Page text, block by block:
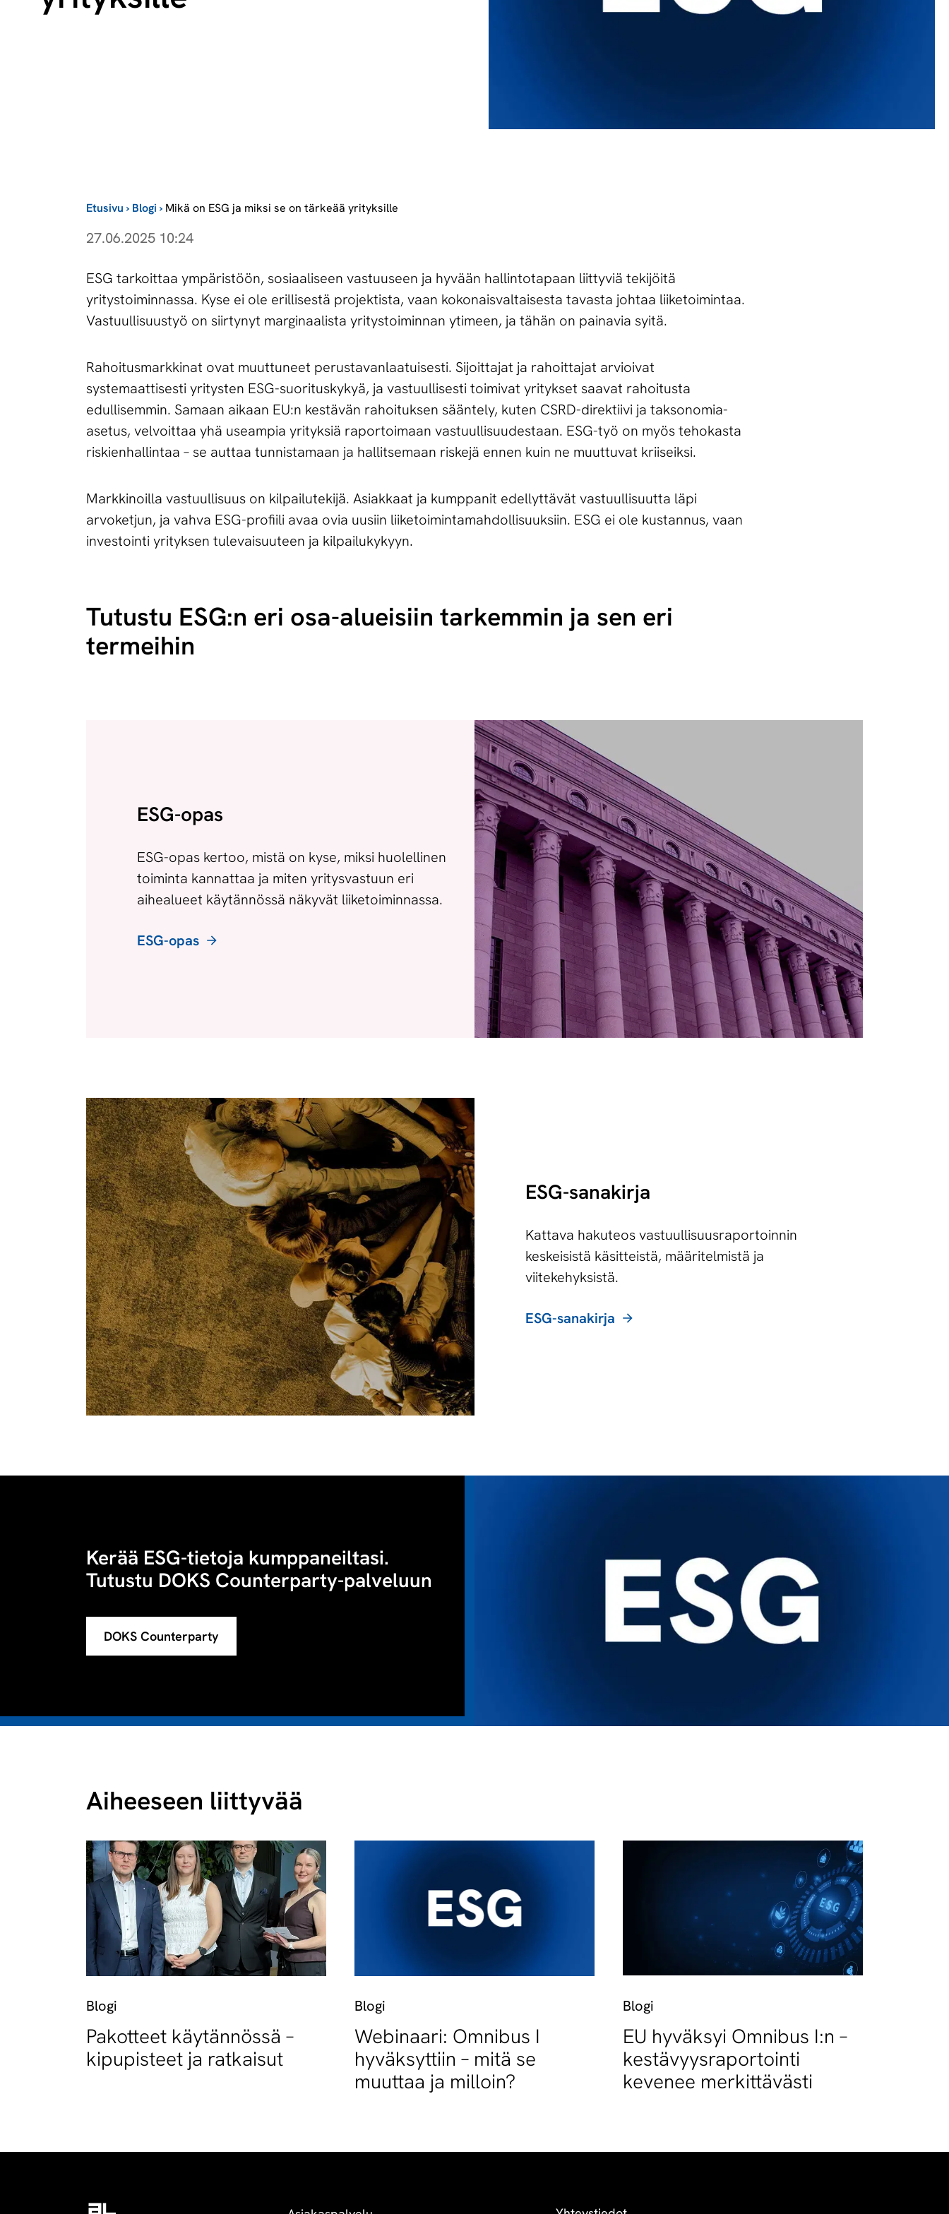
Etusivu › Blogi › Mikä on ESG ja miksi se on tärkeää yrityksille
27.06.2025 10:24
ESG tarkoittaa ympäristöön, sosiaaliseen vastuuseen ja hyvään hallintotapaan liittyviä tekijöitä
yritystoiminnassa. Kyse ei ole erillisestä projektista, vaan kokonaisvaltaisesta tavasta johtaa liiketoimintaa.
Vastuullisuustyö on siirtynyt marginaalista yritystoiminnan ytimeen, ja tähän on painavia syitä.
Rahoitusmarkkinat ovat muuttuneet perustavanlaatuisesti. Sijoittajat ja rahoittajat arvioivat
systemaattisesti yritysten ESG-suorituskykyä, ja vastuullisesti toimivat yritykset saavat rahoitusta
edullisemmin. Samaan aikaan EU:n kestävän rahoituksen sääntely, kuten CSRD-direktiivi ja taksonomia-
asetus, velvoittaa yhä useampia yrityksiä raportoimaan vastuullisuudestaan. ESG-työ on myös tehokasta
riskienhallintaa – se auttaa tunnistamaan ja hallitsemaan riskejä ennen kuin ne muuttuvat kriiseiksi.
Markkinoilla vastuullisuus on kilpailutekijä. Asiakkaat ja kumppanit edellyttävät vastuullisuutta läpi
arvoketjun, ja vahva ESG-profiili avaa ovia uusiin liiketoimintamahdollisuuksiin. ESG ei ole kustannus, vaan
investointi yrityksen tulevaisuuteen ja kilpailukykyyn.
Tutustu ESG:n eri osa-alueisiin tarkemmin ja sen eri
termeihin
ESG-opas
ESG-opas kertoo, mistä on kyse, miksi huolellinen
toiminta kannattaa ja miten yritysvastuun eri
aihealueet käytännössä näkyvät liiketoiminnassa.
ESG-opas
ESG-sanakirja
Kattava hakuteos vastuullisuusraportoinnin
keskeisistä käsitteistä, määritelmistä ja
viitekehyksistä.
ESG-sanakirja
Kerää ESG-tietoja kumppaneiltasi.
Tutustu DOKS Counterparty-palveluun
DOKS Counterparty
Aiheeseen liittyvää
Blogi
Pakotteet käytännössä –
kipupisteet ja ratkaisut
Blogi
Webinaari: Omnibus I
hyväksyttiin – mitä se
muuttaa ja milloin?
Blogi
EU hyväksyi Omnibus I:n –
kestävyysraportointi
kevenee merkittävästi